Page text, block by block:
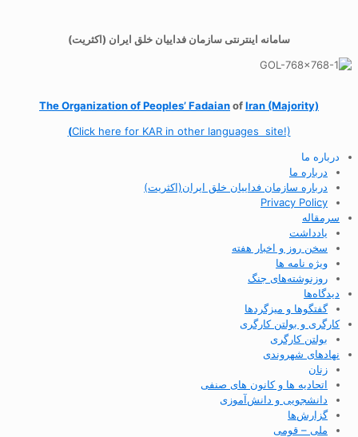
سامانه اینترنتی سازمان فداییان خلق ایران (اکثریت)
The Organization ofPeoples’ FadaianofIran (Majority)
(Click here for KAR in other languages site!)
درباره ما
درباره ما
درباره سازمان فداییان خلق ایران(اکثریت)
Privacy Policy
سرمقاله
یادداشت
سخن روز و اخبار هفته
ویژه نامه ها
روزنوشته‌های جنگ
دیدگاه‌ها
گفتگوها و میزگردها
کارگری و بولتن کارگری
بولتن کارگری
نهادهای شهروندی
زنان
اتحادیه ها و کانون های صنفی
دانشجویی و دانش‌آموزی
گزارش‌ها
ملی – قومی